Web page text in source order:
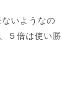
いようなの
５倍は使い勝